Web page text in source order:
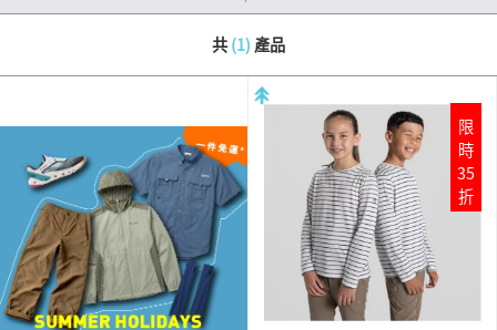
會員消費$100即賺$1GO DOLLAR ，下次購物當！錢！洗！
共(1) 產品
限
時
35
折